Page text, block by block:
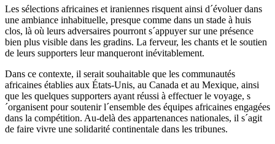
Les sélections africaines et iraniennes risquent ainsi d´évoluer dans
une ambiance inhabituelle, presque comme dans un stade à huis
clos, là où leurs adversaires pourront s´appuyer sur une présence
bien plus visible dans les gradins. La ferveur, les chants et le soutien
de leurs supporters leur manqueront inévitablement.
Dans ce contexte, il serait souhaitable que les communautés
africaines établies aux États-Unis, au Canada et au Mexique, ainsi
que les quelques supporters ayant réussi à effectuer le voyage, s
´organisent pour soutenir l´ensemble des équipes africaines engagées
dans la compétition. Au-delà des appartenances nationales, il s´agit
de faire vivre une solidarité continentale dans les tribunes.